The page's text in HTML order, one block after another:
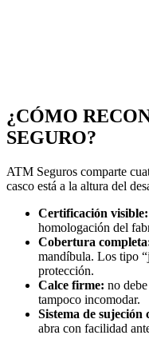
¿CÓMO
SEGURO?
ATM Seguros comparte
casco está a la altura del
Certificación visible:
homologación del
Cobertura
mandíbula. Los tipo
protección.
Calce firme: no
tampoco incomodar.
Sistema de sujeción
abra con facilidad